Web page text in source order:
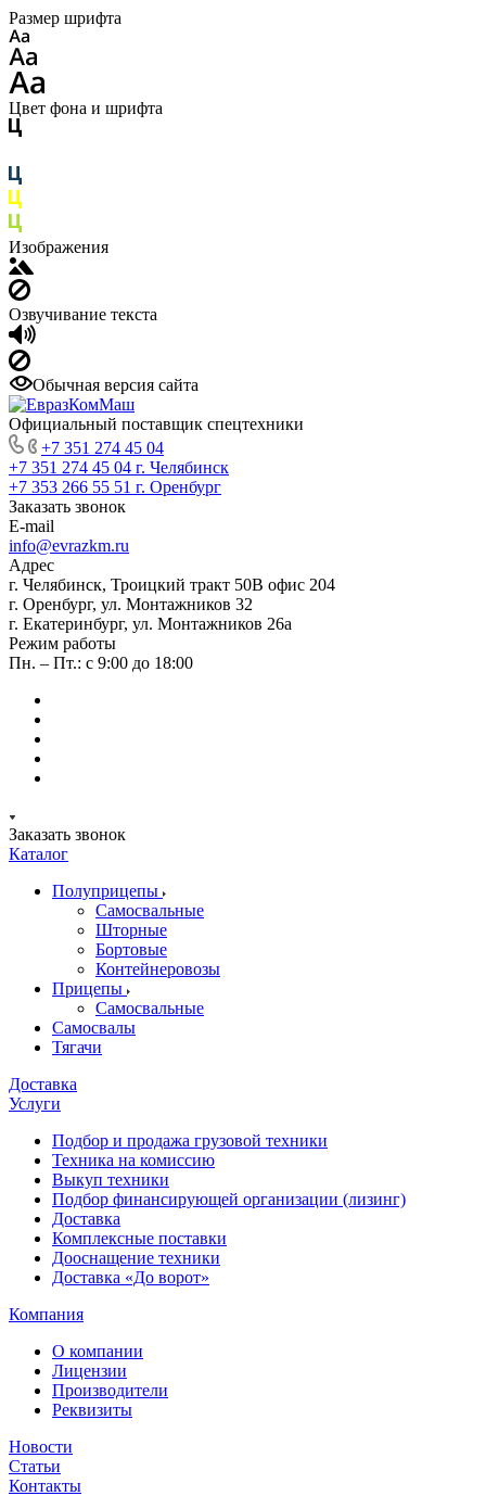
Размер шрифта
Цвет фона и шрифта
Изображения
Озвучивание текста
Обычная версия сайта
Официальный поставщик спецтехники
+7 351 274 45 04
+7 351 274 45 04 г. Челябинск
+7 353 266 55 51 г. Оренбург
Заказать звонок
E-mail
info@evrazkm.ru
Адрес
г. Челябинск, Троицкий тракт 50В офис 204
г. Оренбург, ул. Монтажников 32
г. Екатеринбург, ул. Монтажников 26а
Режим работы
Пн. – Пт.: с 9:00 до 18:00
Заказать звонок
Каталог
Полуприцепы
Самосвальные
Шторные
Бортовые
Контейнеровозы
Прицепы
Самосвальные
Самосвалы
Тягачи
Доставка
Услуги
Подбор и продажа грузовой техники
Техника на комиссию
Выкуп техники
Подбор финансирующей организации (лизинг)
Доставка
Комплексные поставки
Дооснащение техники
Доставка «До ворот»
Компания
О компании
Лицензии
Производители
Реквизиты
Новости
Статьи
Контакты